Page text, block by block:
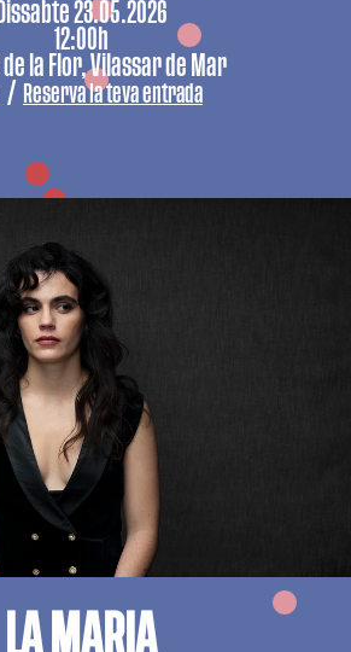
Dissabte 23.05.2026
12:00h
la Flor, Vilassar de Mar
/ Reserva la teva entrada
LA MARIA